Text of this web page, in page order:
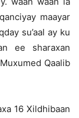
maayar
su’aal ay ku
ee sharaxan
Qaalib
16 Xildhibaan